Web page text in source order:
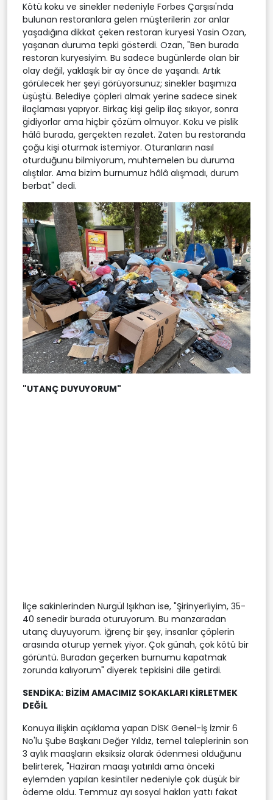
Kötü koku ve sinekler nedeniyle Forbes Çarşısı'nda
bulunan restoranlara gelen müşterilerin zor anlar
yaşadığına dikkat çeken restoran kuryesi Yasin Ozan,
yaşanan duruma tepki gösterdi. Ozan, "Ben burada
restoran kuryesiyim. Bu sadece bugünlerde olan bir
olay değil, yaklaşık bir ay önce de yaşandı. Artık
görülecek her şeyi görüyorsunuz; sinekler başımıza
üşüştü. Belediye çöpleri almak yerine sadece sinek
ilaçlaması yapıyor. Birkaç kişi gelip ilaç sıkıyor, sonra
gidiyorlar ama hiçbir çözüm olmuyor. Koku ve pislik
hâlâ burada, gerçekten rezalet. Zaten bu restoranda
çoğu kişi oturmak istemiyor. Oturanların nasıl
oturduğunu bilmiyorum, muhtemelen bu duruma
alıştılar. Ama bizim burnumuz hâlâ alışmadı, durum
berbat" dedi.
"UTANÇ DUYUYORUM"
İlçe sakinlerinden Nurgül Işıkhan ise, "Şirinyerliyim, 35-
40 senedir burada oturuyorum. Bu manzaradan
utanç duyuyorum. İğrenç bir şey, insanlar çöplerin
arasında oturup yemek yiyor. Çok günah, çok kötü bir
görüntü. Buradan geçerken burnumu kapatmak
zorunda kalıyorum" diyerek tepkisini dile getirdi.
SENDİKA: BİZİM AMACIMIZ SOKAKLARI KİRLETMEK
DEĞİL
Konuya ilişkin açıklama yapan DİSK Genel-İş İzmir 6
No'lu Şube Başkanı Değer Yıldız, temel taleplerinin son
3 aylık maaşların eksiksiz olarak ödenmesi olduğunu
belirterek, "Haziran maaşı yatırıldı ama önceki
eylemden yapılan kesintiler nedeniyle çok düşük bir
ödeme oldu. Temmuz ayı sosyal hakları yattı fakat